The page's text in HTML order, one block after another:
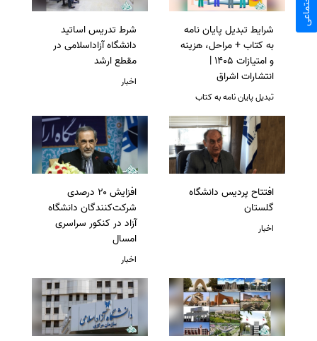
شرایط تبدیل پایان نامه
به کتاب + مراحل، هزینه
و امتیازات 1405 |
انتشارات اشراق
تبدیل پایان نامه به کتاب
شرط تدریس اساتید
دانشگاه آزاداسلامی در
مقطع ارشد
اخبار
افتتاح پردیس دانشگاه
گلستان
اخبار
افزایش ۲۰ درصدی
شرکت‌کنندگان دانشگاه
آزاد در کنکور سراسری
امسال
اخبار